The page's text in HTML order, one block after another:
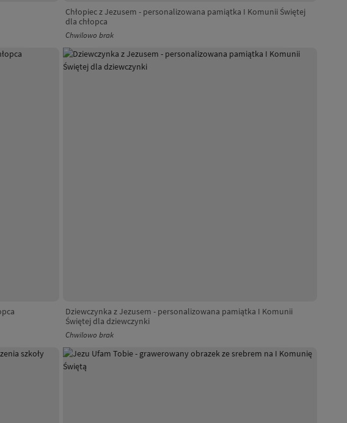
Chłopiec z Jezusem - personalizowana pamiątka I Komunii Świętej
dla chłopca
Chwilowo brak
Dziewczynka z Jezusem - personalizowana pamiątka I Komunii
Świętej dla dziewczynki
Chwilowo brak